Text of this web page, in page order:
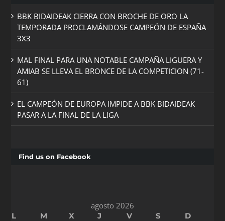
BBK BIDAIDEAK CIERRA CON BROCHE DE ORO LA
TEMPORADA PROCLAMÁNDOSE CAMPEÓN DE ESPAÑA
3X3
MAL FINAL PARA UNA NOTABLE CAMPAÑA LIGUERA Y
AMIAB SE LLEVA EL BRONCE DE LA COMPETICION (71-
61)
EL CAMPEÓN DE EUROPA IMPIDE A BBK BIDAIDEAK
PASAR A LA FINAL DE LA LIGA
Find us on Facebook
agosto 2026
L M X J V S D